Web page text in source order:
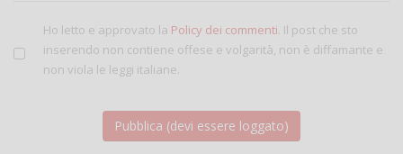
Ho letto e approvato la Policy dei commenti. Il post che sto
inserendo non contiene offese e volgarità, non è diffamante e
non viola le leggi italiane.